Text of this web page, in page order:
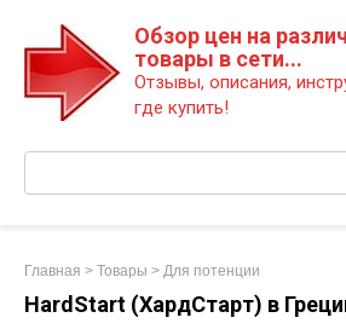
Обзор цен на
товары в сети...
Отзывы, описания,
где купить!
Главная > Товары > Для потенции
HardStart (ХардСтарт) в